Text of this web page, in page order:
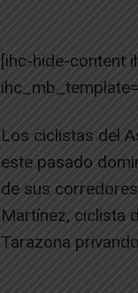
[ihc-hide-content
Los ciclistas del
este pasado
de sus
Martínez, ciclista
Tarazona